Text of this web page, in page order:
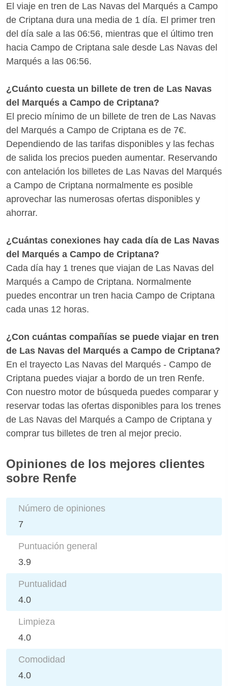
de Criptana en tiempo real, comprobando retrasos y
vías.
del Marqués - Campo de Criptana te aconsejamos
que reserves tus billetes con bastante antelación
para aprovechar las promociones de Renfe.
¿Quieres saber si hay medios de transporte mejores
para llegar a Campo de Criptana desde Las Navas
trenes, y escoger la mejor opción para ti en pocos
clics.
El viaje en tren de Las Navas del Marqués a Campo
de Criptana dura una media de 1 día. El primer tren
del día sale a las 06:56, mientras que el último tren
hacia Campo de Criptana sale desde Las Navas del
Marqués a las 06:56.
¿Cuánto cuesta un billete de tren de Las Navas
del Marqués a Campo de Criptana?
El precio mínimo de un billete de tren de Las Navas
del Marqués a Campo de Criptana es de 7€.
Dependiendo de las tarifas disponibles y las fechas
de salida los precios pueden aumentar. Reservando
con antelación los billetes de Las Navas del Marqués
a Campo de Criptana normalmente es posible
aprovechar las numerosas ofertas disponibles y
ahorrar.
¿Cuántas conexiones hay cada día de Las Navas
del Marqués a Campo de Criptana?
Cada día hay 1 trenes que viajan de Las Navas del
Marqués a Campo de Criptana. Normalmente
puedes encontrar un tren hacia Campo de Criptana
cada unas 12 horas.
¿Con cuántas compañías se puede viajar en tren
de Las Navas del Marqués a Campo de Criptana?
En el trayecto Las Navas del Marqués - Campo de
Criptana puedes viajar a bordo de un tren Renfe.
Con nuestro motor de búsqueda puedes comparar y
reservar todas las ofertas disponibles para los trenes
de Las Navas del Marqués a Campo de Criptana y
comprar tus billetes de tren al mejor precio.
Opiniones de los mejores clientes
sobre Renfe
Número de opiniones
7
Puntuación general
3.9
Puntualidad
4.0
Limpieza
4.0
Comodidad
4.0